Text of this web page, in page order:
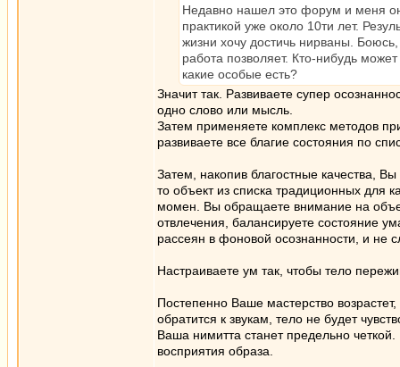
Недавно нашел это форум и меня
практикой уже около 10ти лет.
жизни хочу достичь нирваны.
работа позволяет. Кто-нибудь
какие особые есть?
Значит так. Развиваете супер
одно слово или мысль.
Затем применяете комплекс методов
развиваете все благие состояния по
Затем, накопив благостные качества,
то объект из списка традиционных для
момен. Вы обращаете внимание на
отвлечения, балансируете состояние
рассеян в фоновой осознанности, и не
Настраиваете ум так, чтобы тело
Постепенно Ваше мастерство
обратится к звукам, тело не будет
Ваша нимитта станет предельно
восприятия образа.